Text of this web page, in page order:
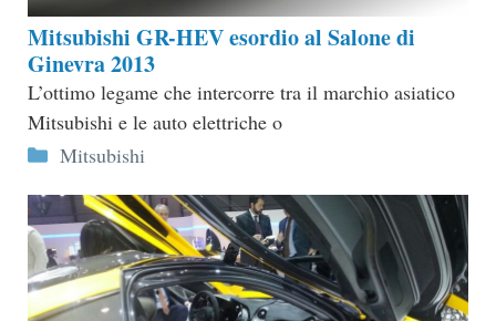
Mitsubishi GR-HEV esordio al Salone di
Ginevra 2013
L’ottimo legame che intercorre tra il marchio asiatico
Mitsubishi e le auto elettriche o
Categorie
Mitsubishi